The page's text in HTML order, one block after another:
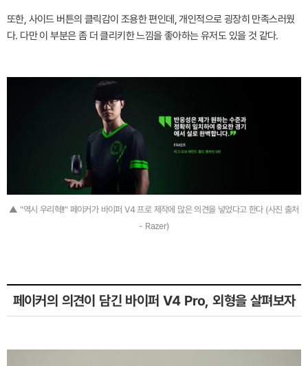
또한, 사이드 버튼의 클릭감이 조용한 편인데, 개인적으로 굉장히 만족스러웠
다. 다만 이 부분은 좀 더 클리키한 느낌을 좋아하는 유저도 있을 것 같다.
▲ "역시 우리혁!!" 페이커가 바이퍼 V4 프로 제작에 많은 의견을 넣었다고 한다 (사진 출처
- Razer)
페이커의 의견이 담긴 바이퍼 V4 Pro, 외형을 살펴보자